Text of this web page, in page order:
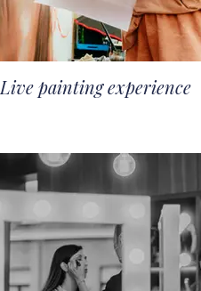
Live painting experience